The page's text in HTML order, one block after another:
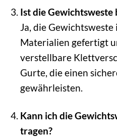
Ist die Gewichtsweste
Ja, die
Materialien gefertigt
verstellbare
Gurte, die einen
gewährleisten.
Kann ich die
tragen?